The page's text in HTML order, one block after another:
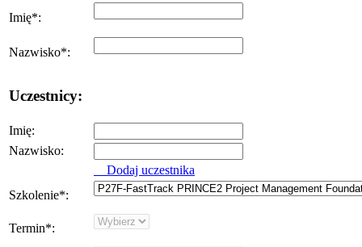
Imię*:
Nazwisko*:
Uczestnicy:
Imię:
Nazwisko:
Dodaj uczestnika
Szkolenie*:
Termin*: